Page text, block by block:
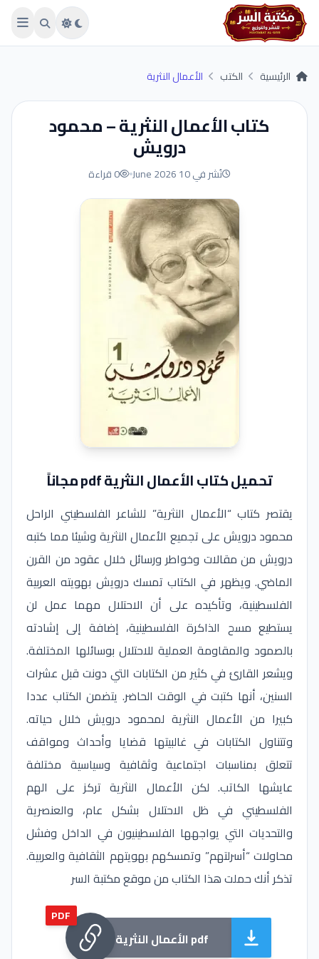
Skip to main content
الرئيسية الكتب الأعمال النثرية
كتاب الأعمال النثرية – محمود
درويش
نُشر في 10 June 2026 0 قراءة
تحميل كتاب الأعمال النثرية pdf مجاناً
يقتصر كتاب “الأعمال النثرية” للشاعر الفلسطيني الراحل
محمود درويش على تجميع الأعمال النثرية وشيئا مما كتبه
درويش من مقالات وخواطر ورسائل خلال عقود من القرن
الماضي. ويظهر في الكتاب تمسك درويش بهويته العربية
الفلسطينية، وتأكيده على أن الاحتلال مهما عمل لن
يستطيع مسح الذاكرة الفلسطينية، إضافة إلى إشادته
بالصمود والمقاومة العملية للاحتلال بوسائلها المختلفة.
ويشعر القارئ في كثير من الكتابات التي دونت قبل عشرات
السنين، أنها كتبت في الوقت الحاضر. يتضمن الكتاب عددا
كبيرا من الأعمال النثرية لمحمود درويش خلال حياته.
وتتناول الكتابات في غالبيتها قضايا وأحداث ومواقف
تتعلق بمناسبات اجتماعية وثقافية وسياسية مختلفة
عايشها الكاتب. لكن الأعمال النثرية تركز على الهم
الفلسطيني في ظل الاحتلال بشكل عام، والعنصرية
والتحديات التي يواجهها الفلسطينيون في الداخل وفشل
محاولات “أسرلتهم” وتمسكهم بهويتهم الثقافية والعربية.
تذكر أنك حملت هذا الكتاب من موقع مكتبة السر
PDF
الأعمال النثرية pdf